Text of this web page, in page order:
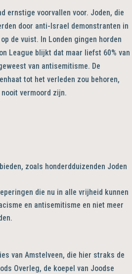
ernstige voorvallen voor. Joden, die
door anti-Israel demonstranten in
de vuist. In Londen gingen horden
League blijkt dat maar liefst 60% van
van antisemitisme. De
tot het verleden zou behoren,
vermoord zijn.
zoals honderdduizenden Joden
die nu in alle vrijheid kunnen
en antisemitisme en niet meer
van Amstelveen, die hier straks de
Overleg, de koepel van Joodse